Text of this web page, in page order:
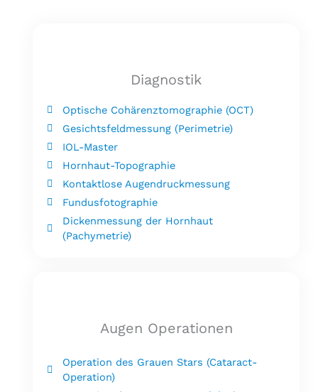
Diagnostik
Optische Cohärenztomographie (OCT)
Gesichtsfeldmessung (Perimetrie)
IOL-Master
Hornhaut-Topographie
Kontaktlose Augendruckmessung
Fundusfotographie
Dickenmessung der Hornhaut
(Pachymetrie)
Augen Operationen
Operation des Grauen Stars (Cataract-
Operation)